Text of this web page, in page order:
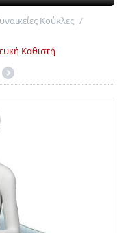
Κούκλες /
Καθιστή